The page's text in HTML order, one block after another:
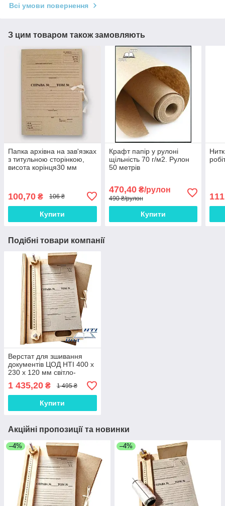
Всі умови повернення
З цим товаром також замовляють
Папка архівна на зав'язках
з титульною сторінкою,
висота корінця30 мм
100,70 ₴ 106 ₴
Купити
Крафт папір у рулоні
щільність 70 г/м2. Рулон
50 метрів
470,40₴/рулон
490 ₴/рулон
Купити
Подібні товари компанії
Верстат для зшивання
документів ЦОД НТІ 400 х
230 х 120 мм світло-
коричневий МС-2015
1 435,20 ₴ 1 495 ₴
Купити
Акційні пропозиції та новинки
–4% –4%